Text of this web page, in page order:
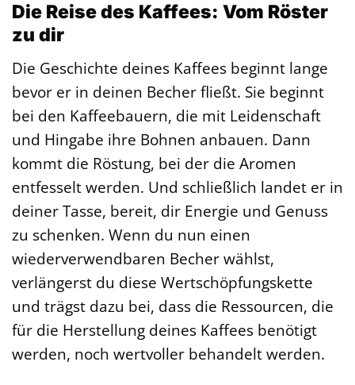
Die Reise des Kaffees: Vom Röster
zu dir
Die Geschichte deines Kaffees beginnt lange
bevor er in deinen Becher fließt. Sie beginnt
bei den Kaffeebauern, die mit Leidenschaft
und Hingabe ihre Bohnen anbauen. Dann
kommt die Röstung, bei der die Aromen
entfesselt werden. Und schließlich landet er in
deiner Tasse, bereit, dir Energie und Genuss
zu schenken. Wenn du nun einen
wiederverwendbaren Becher wählst,
verlängerst du diese Wertschöpfungskette
und trägst dazu bei, dass die Ressourcen, die
für die Herstellung deines Kaffees benötigt
werden, noch wertvoller behandelt werden.